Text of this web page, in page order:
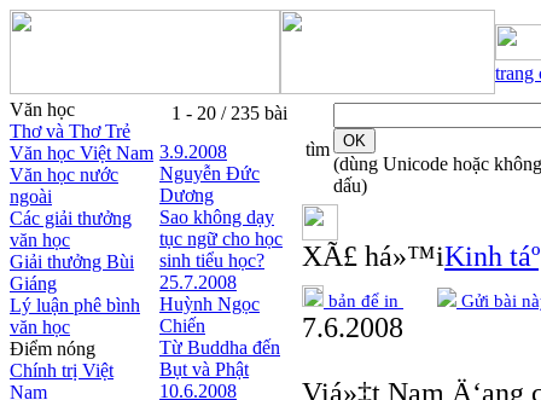
trang
Văn học
Thơ và Thơ Trẻ
Văn học Việt Nam
Văn học nước
ngoài
Các giải thưởng
văn học
Giải thưởng Bùi
Giáng
Lý luận phê bình
văn học
Điểm nóng
Chính trị Việt
Nam
1 - 20 / 235 bài
3.9.2008
Nguyễn Ðức
Dương
Sao không dạy
tục ngữ cho học
sinh tiểu học?
25.7.2008
Huỳnh Ngọc
Chiến
Từ Buddha đến
Bụt và Phật
10.6.2008
tìm
(dùng Unicode hoặc không
dấu)
XÃ£ há»™iKinh
bản để in Gửi bài
7.6.2008
Viá»‡t Nam Ä‘ang